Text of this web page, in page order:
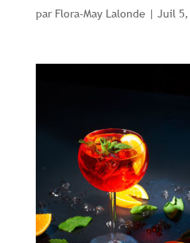
par Flora-May Lalonde | Juil 5,